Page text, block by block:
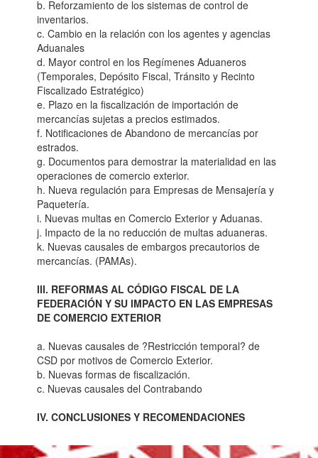
b. Reforzamiento de los sistemas de control de
inventarios.
c. Cambio en la relación con los agentes y agencias
Aduanales
d. Mayor control en los Regímenes Aduaneros
(Temporales, Depósito Fiscal, Tránsito y Recinto
Fiscalizado Estratégico)
e. Plazo en la fiscalización de importación de
mercancías sujetas a precios estimados.
f. Notificaciones de Abandono de mercancías por
estrados.
g. Documentos para demostrar la materialidad en las
operaciones de comercio exterior.
h. Nueva regulación para Empresas de Mensajería y
Paquetería.
i. Nuevas multas en Comercio Exterior y Aduanas.
j. Impacto de la no reducción de multas aduaneras.
k. Nuevas causales de embargos precautorios de
mercancías. (PAMAs).
III. REFORMAS AL CÓDIGO FISCAL DE LA
FEDERACIÓN Y SU IMPACTO EN LAS EMPRESAS
DE COMERCIO EXTERIOR
a. Nuevas causales de ?Restricción temporal? de
CSD por motivos de Comercio Exterior.
b. Nuevas formas de fiscalización.
c. Nuevas causales del Contrabando
IV. CONCLUSIONES Y RECOMENDACIONES